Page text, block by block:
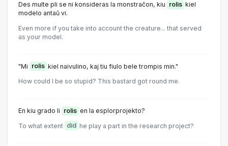
Des multe pli se ni konsideras la monstraĉon, kiu rolis kiel
modelo antaŭ vi.
Even more if you take into account the creature... that served
as your model.
"Mi rolis kiel naivulino, kaj tiu fiulo bele trompis min."
How could I be so stupid? This bastard got round me.
En kiu grado li rolis en la esplorprojekto?
To what extent did he play a part in the research project?